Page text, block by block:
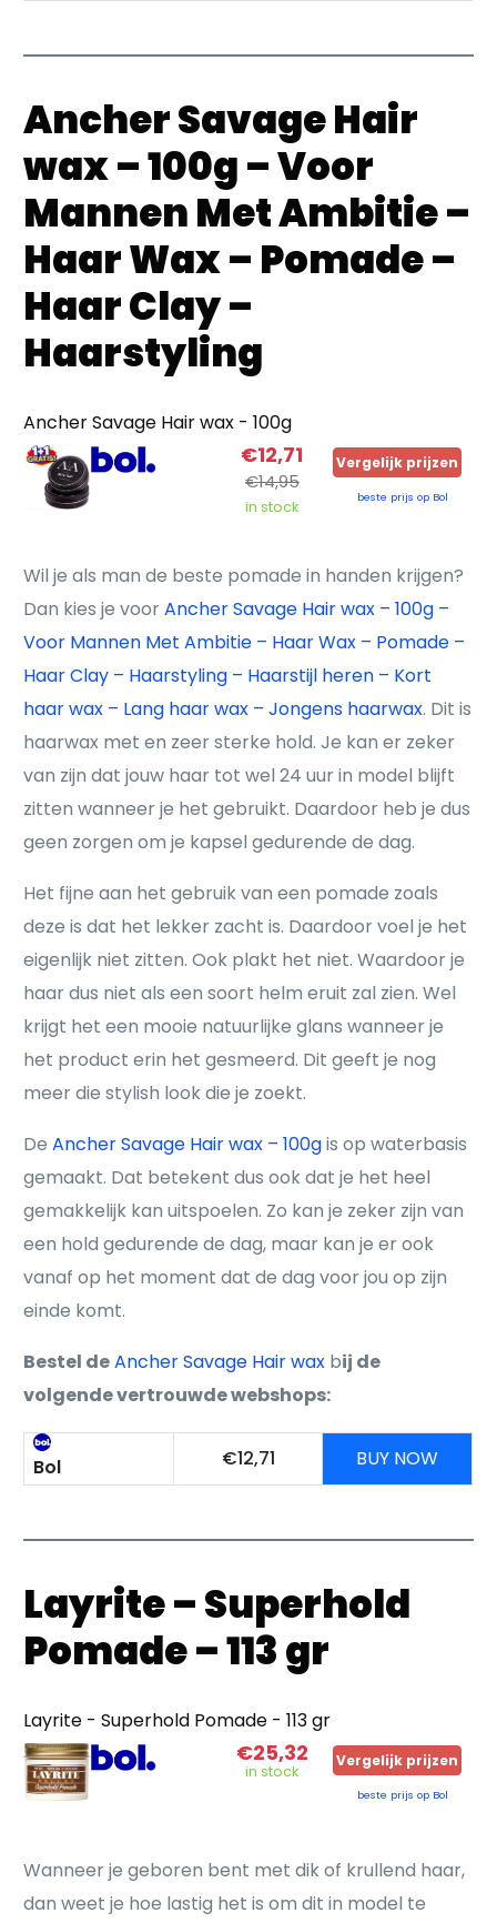
Ancher Savage Hair
wax – 100g – Voor
Mannen Met Ambitie –
Haar Wax – Pomade –
Haar Clay –
Haarstyling
Ancher Savage Hair wax - 100g
€12,71
€14,95
in stock
Vergelijk prijzen
beste prijs op Bol
Wil je als man de beste pomade in handen krijgen?
Dan kies je voorAncher Savage Hair wax – 100g –
Voor Mannen Met Ambitie – Haar Wax – Pomade –
Haar Clay – Haarstyling – Haarstijl heren – Kort
haar wax – Lang haar wax – Jongens haarwax. Dit is
haarwax met en zeer sterke hold. Je kan er zeker
van zijn dat jouw haar tot wel 24 uur in model blijft
zitten wanneer je het gebruikt. Daardoor heb je dus
geen zorgen om je kapsel gedurende de dag.
Het fijne aan het gebruik van een pomade zoals
deze is dat het lekker zacht is. Daardoor voel je het
eigenlijk niet zitten. Ook plakt het niet. Waardoor je
haar dus niet als een soort helm eruit zal zien. Wel
krijgt het een mooie natuurlijke glans wanneer je
het product erin het gesmeerd. Dit geeft je nog
meer die stylish look die je zoekt.
DeAncher Savage Hair wax – 100gis op waterbasis
gemaakt. Dat betekent dus ook dat je het heel
gemakkelijk kan uitspoelen. Zo kan je zeker zijn van
een hold gedurende de dag, maar kan je er ook
vanaf op het moment dat de dag voor jou op zijn
einde komt.
Bestel deAncher Savage Hair wax bij de
volgende vertrouwde webshops:
Bol €12,71 BUY NOW
Layrite – Superhold
Pomade – 113 gr
Layrite - Superhold Pomade - 113 gr
€25,32
in stock
Vergelijk prijzen
beste prijs op Bol
Wanneer je geboren bent met dik of krullend haar,
dan weet je hoe lastig het is om dit in model te